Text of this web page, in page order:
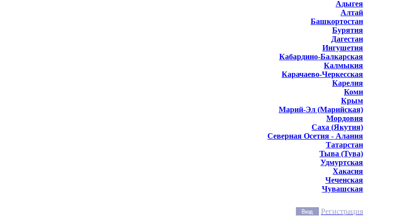
Адыгея
Алтай
Башкортостан
Бурятия
Дагестан
Ингушетия
Кабардино-Балкарская
Калмыкия
Карачаево-Черкесская
Карелия
Коми
Крым
Марий-Эл (Марийская)
Мордовия
Саха (Якутия)
Северная Осетия - Алания
Татарстан
Тыва (Тува)
Удмуртская
Хакасия
Чеченская
Чувашская
Регистрация